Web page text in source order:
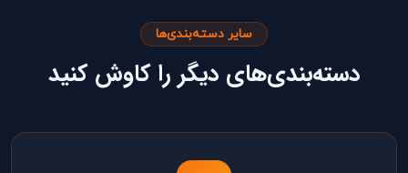
سایر دسته‌بندی‌ها
دسته‌بندی‌های دیگر را کاوش کنید